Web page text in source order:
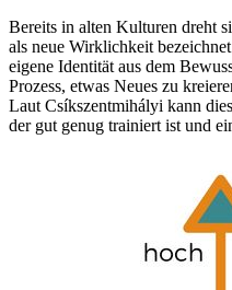
Bereits in alten Kulturen dreht
als neue Wirklichkeit
eigene Identität aus dem
Prozess, etwas Neues zu
Laut Csíkszentmihályi kann
der gut genug trainiert ist und